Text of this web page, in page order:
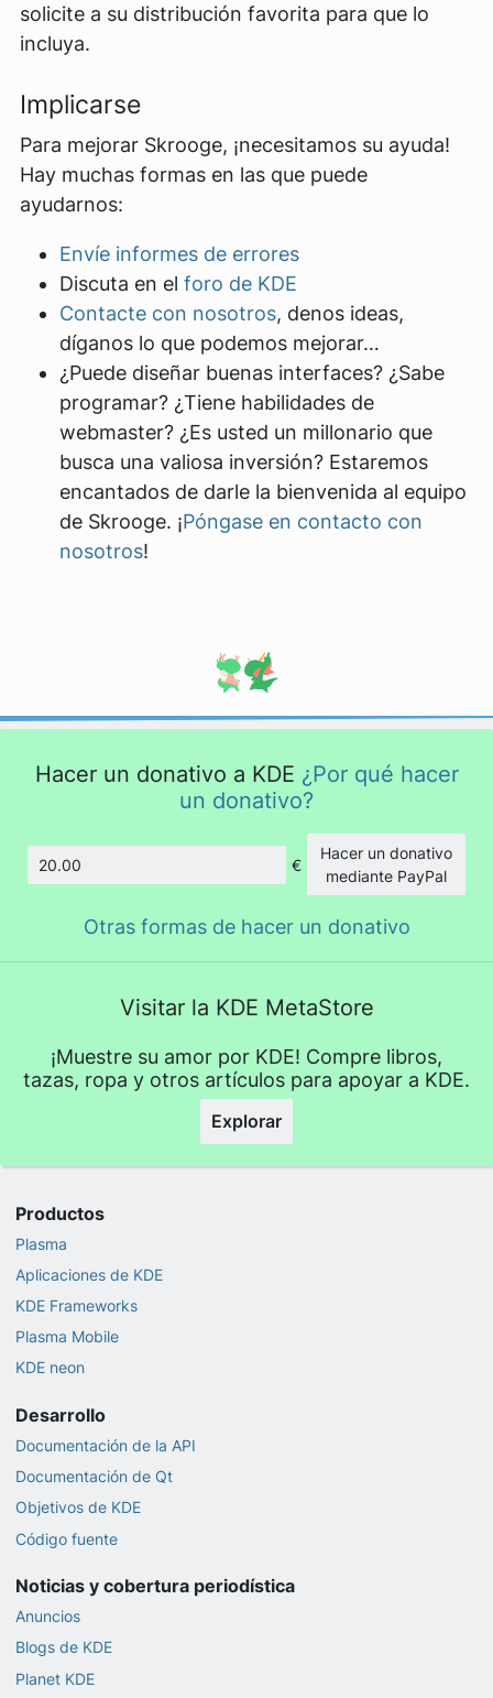
solicite a su distribución favorita para que lo
incluya.
Implicarse
Para mejorar Skrooge, ¡necesitamos su ayuda!
Hay muchas formas en las que puede
ayudarnos:
Envíe informes de errores
Discuta en el foro de KDE
Contacte con nosotros, denos ideas,
díganos lo que podemos mejorar…
¿Puede diseñar buenas interfaces? ¿Sabe
programar? ¿Tiene habilidades de
webmaster? ¿Es usted un millonario que
busca una valiosa inversión? Estaremos
encantados de darle la bienvenida al equipo
de Skrooge. ¡Póngase en contacto con
nosotros!
Hacer un donativo a KDE ¿Por qué hacer
un donativo?
Cantidad
€
Hacer un donativo
mediante PayPal
Otras formas de hacer un donativo
Visitar la KDE MetaStore
¡Muestre su amor por KDE! Compre libros,
tazas, ropa y otros artículos para apoyar a KDE.
Explorar
Productos
Plasma
Aplicaciones de KDE
KDE Frameworks
Plasma Mobile
KDE neon
Desarrollo
Documentación de la API
Documentación de Qt
Objetivos de KDE
Código fuente
Noticias y cobertura periodística
Anuncios
Blogs de KDE
Planet KDE